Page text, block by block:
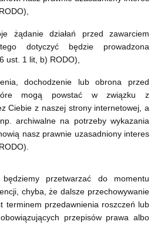
żądanie działań przed zawarciem
dotyczyć będzie prowadzona
ust. 1 lit, b) RODO),
dochodzenie lub obrona przed
mogą powstać w związku z
Ciebie z naszej strony internetowej, a
archiwalne na potrzeby wykazania
nasz prawnie uzasadniony interes
przetwarzać do momentu
chyba, że dalsze przechowywanie
terminem przedawnienia roszczeń lub
przepisów prawa albo